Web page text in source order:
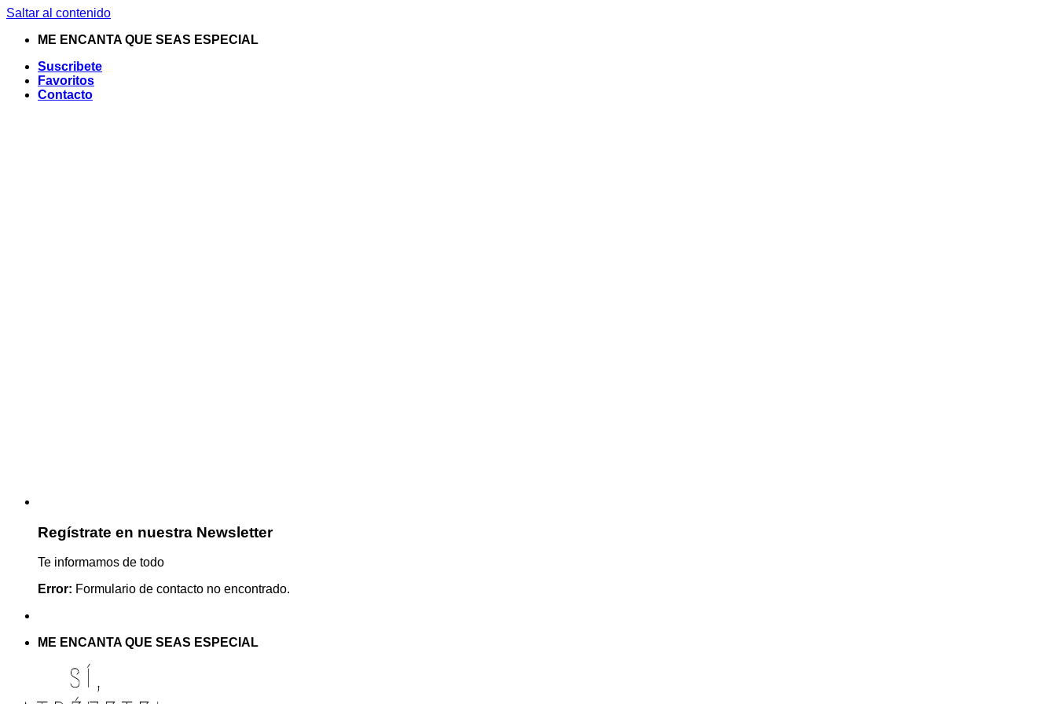
Saltar al contenido
ME ENCANTA QUE SEAS ESPECIAL
Suscribete
Favoritos
Contacto
Regístrate en nuestra Newsletter
Te informamos de todo
Error: Formulario de contacto no encontrado.
ME ENCANTA QUE SEAS ESPECIAL